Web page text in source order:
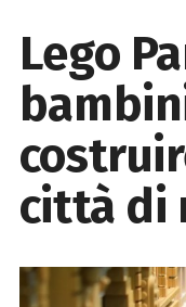
Lego
città di